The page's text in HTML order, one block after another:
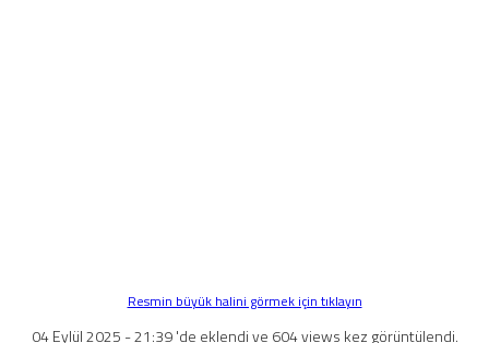
Resmin büyük halini görmek için tıklayın
04 Eylül 2025 - 21:39 'de eklendi ve 604 views kez görüntülendi.